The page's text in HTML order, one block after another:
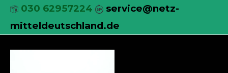
Zum
Inhalt
springen
030 62957224
service@netz-
mitteldeutschland.de